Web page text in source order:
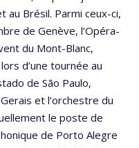
au Brésil. Parmi ceux-ci,
de Genève, l’Opéra-
du Mont-Blanc,
d’une tournée au
de São Paulo,
et l’orchestre du
le poste de
de Porto Alegre